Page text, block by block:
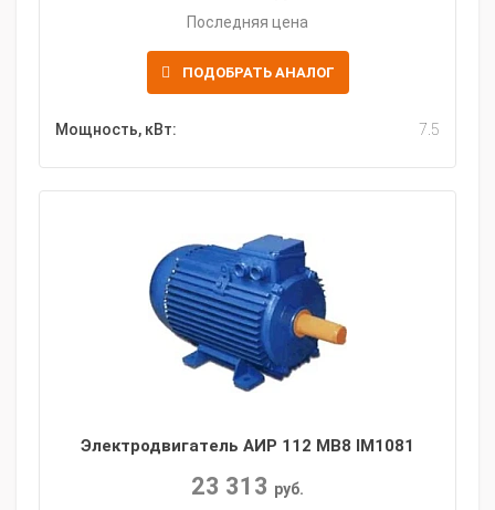
Последняя цена
ПОДОБРАТЬ АНАЛОГ
Мощность, кВт: 7.5
Электродвигатель АИР 112 MB8 IM1081
23 313 руб.